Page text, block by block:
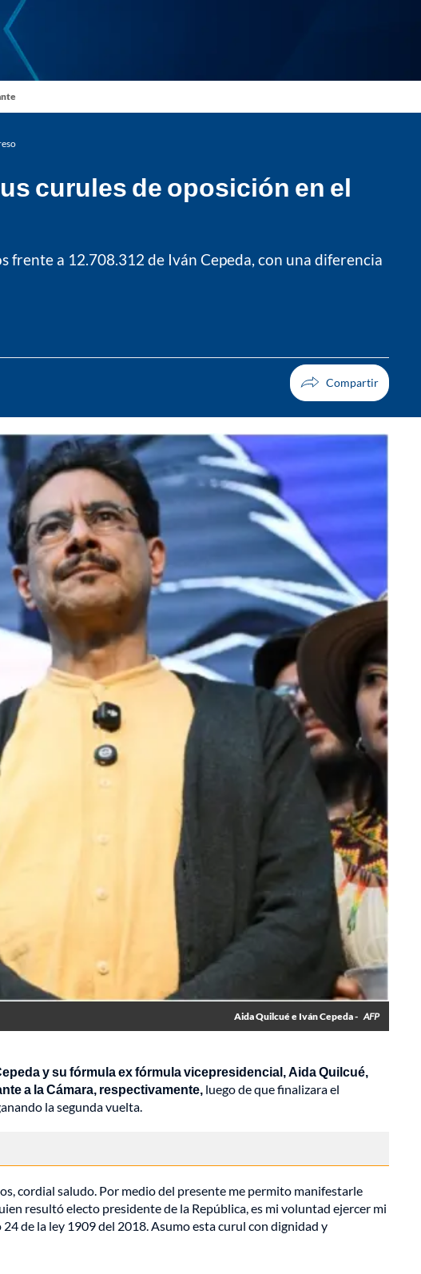
curules de oposición en el
a 12.708.312 de Iván Cepeda, con una diferencia
Facebook
X
Whatsapp
Copiar enlace
Telegram
LinkedIn
Aida Quilcué e Iván Cepeda - AFP
y su fórmula ex fórmula vicepresidencial, Aida Quilcué,
a la Cámara, respectivamente, luego de que finalizara el
la segunda vuelta.
cordial saludo. Por medio del presente me permito manifestarle
resultó electo presidente de la República, es mi voluntad ejercer mi
de la ley 1909 del 2018. Asumo esta curul con dignidad y